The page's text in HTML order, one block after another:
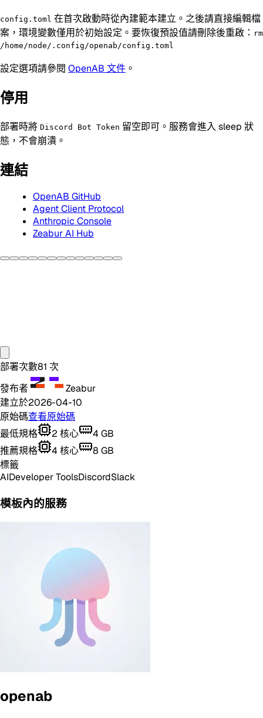
config.toml 在首次啟動時從內建範本建立。之後請直接編輯檔
案，環境變數僅用於初始設定。要恢復預設值請刪除後重啟： rm
/home/node/.config/openab/config.toml
設定選項請參閱 OpenAB 文件 。
停用
部署時將 Discord Bot Token 留空即可。服務會進入 sleep 狀
態，不會崩潰。
連結
OpenAB GitHub
Agent Client Protocol
Anthropic Console
Zeabur AI Hub
部署次數81 次
發布者
Zeabur
建立於2026-04-10
原始碼查看原始碼
最低規格
2 核心 4 GB
推薦規格
4 核心 8 GB
標籤
AIDeveloper ToolsDiscordSlack
模板內的服務
openab